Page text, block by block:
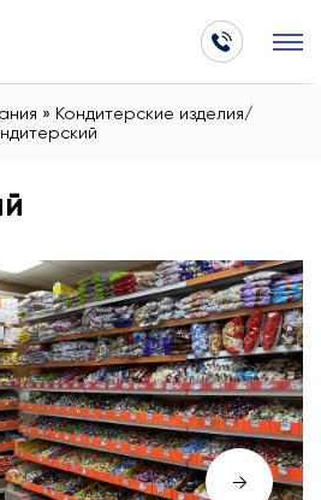
» Кондитерские изделия/
→